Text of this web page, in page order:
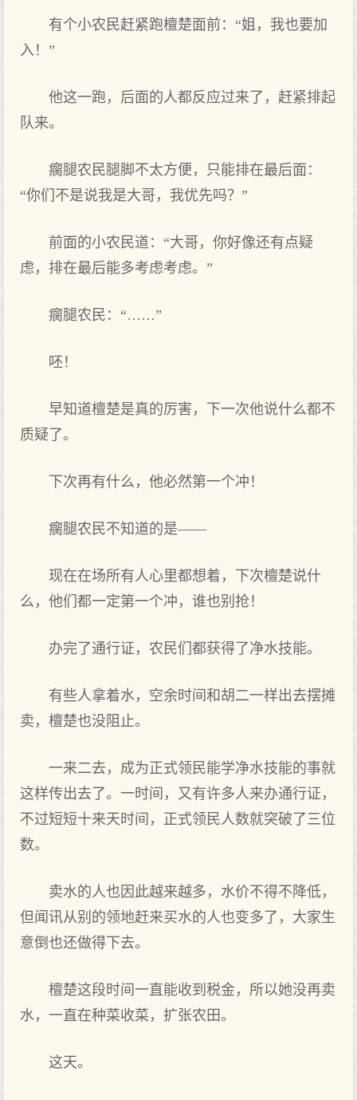
有个小农民赶紧跑檀楚面前：“姐，我也要加
入！”
他这一跑，后面的人都反应过来了，赶紧排起
队来。
瘸腿农民腿脚不太方便，只能排在最后面：
“你们不是说我是大哥，我优先吗？”
前面的小农民道：“大哥，你好像还有点疑
虑，排在最后能多考虑考虑。”
瘸腿农民：“……”
呸！
早知道檀楚是真的厉害，下一次他说什么都不
质疑了。
下次再有什么，他必然第一个冲！
瘸腿农民不知道的是——
现在在场所有人心里都想着，下次檀楚说什
么，他们都一定第一个冲，谁也别抢！
办完了通行证，农民们都获得了净水技能。
有些人拿着水，空余时间和胡二一样出去摆摊
卖，檀楚也没阻止。
一来二去，成为正式领民能学净水技能的事就
这样传出去了。一时间，又有许多人来办通行证，
不过短短十来天时间，正式领民人数就突破了三位
数。
卖水的人也因此越来越多，水价不得不降低，
但闻讯从别的领地赶来买水的人也变多了，大家生
意倒也还做得下去。
檀楚这段时间一直能收到税金，所以她没再卖
水，一直在种菜收菜，扩张农田。
这天。